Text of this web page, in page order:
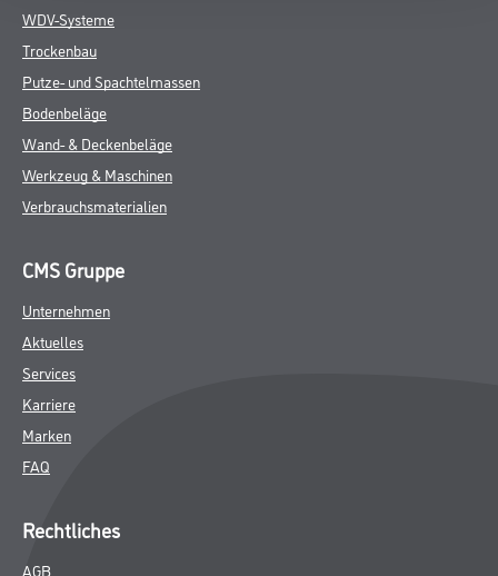
WDV-Systeme
Trockenbau
Putze- und Spachtelmassen
Bodenbeläge
Wand- & Deckenbeläge
Werkzeug & Maschinen
Verbrauchsmaterialien
CMS Gruppe
Unternehmen
Aktuelles
Services
Karriere
Marken
FAQ
Rechtliches
AGB